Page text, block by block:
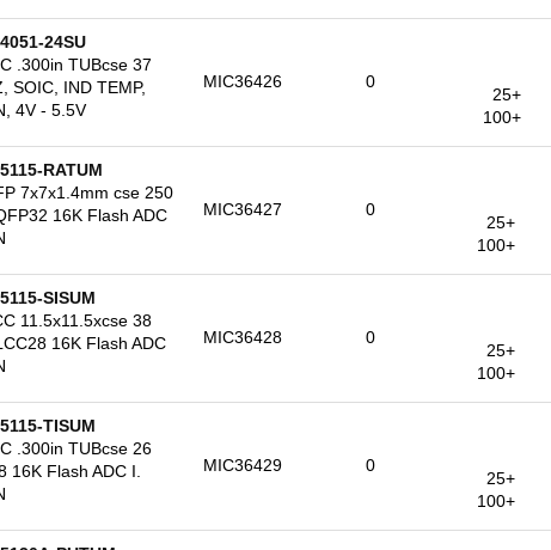
24SU
.300in TUBcse 37
SOIC, IND TEMP,
4V - 5.5V
MIC36426 0
25+
100+
RATUM
7x7x1.4mm cse 250
16K Flash ADC
MIC36427 0
25+
100+
SISUM
11.5x11.5xcse 38
16K Flash ADC
MIC36428 0
25+
100+
TISUM
.300in TUBcse 26
16K Flash ADC I.
MIC36429 0
25+
100+